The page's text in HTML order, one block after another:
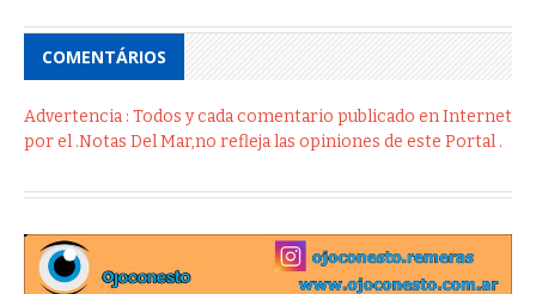
COMENTÁRIOS
Advertencia : Todos y cada comentario publicado en Internet
por el .Notas Del Mar,no refleja las opiniones de este Portal .